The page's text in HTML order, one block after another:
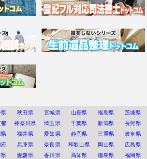
秋田県 宮城県 山形県 福島県
茨城県
神奈川県 埼玉県 千葉県 新潟県
長野県
福井県 愛知県 静岡県 三重県
岐阜県
兵庫県 奈良県 和歌山県 岡山県
広島県
愛媛県 香川県 高知県 徳島県
福岡県